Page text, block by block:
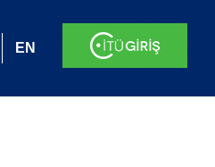
EN